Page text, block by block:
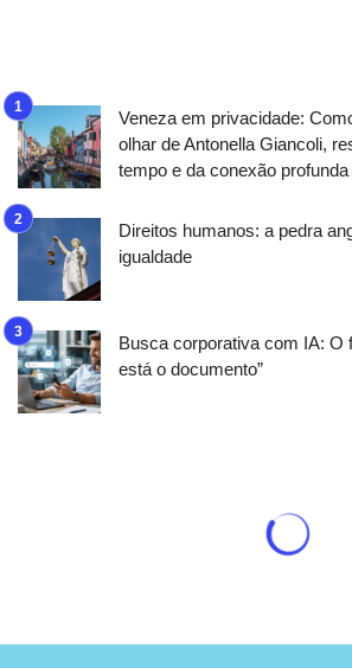
Veneza em privacidade:
olhar de Antonella Giancoli,
tempo e da conexão
Direitos humanos: a pedra
igualdade
Busca corporativa com IA: O
está o documento”